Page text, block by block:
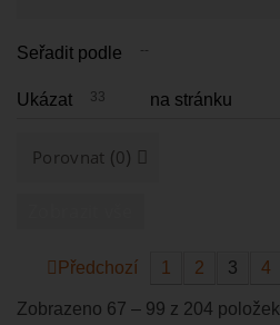
Seřadit podle --
Ukázat 33 na stránku
Porovnat (0)
Předchozí 1 2 3 4
Zobrazeno 67 – 99 z 204 položek